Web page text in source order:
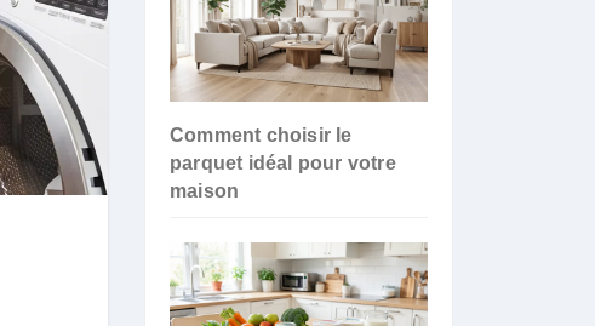
Comment choisir le
parquet idéal pour votre
maison